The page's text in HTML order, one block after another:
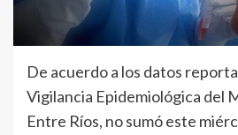
De acuerdo a los datos
Vigilancia Epidemiológica del
Entre Ríos, no sumó este